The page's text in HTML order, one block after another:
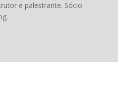
e palestrante. Sócio